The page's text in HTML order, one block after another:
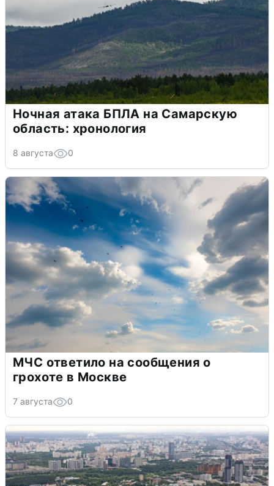
Ночная атака БПЛА на Самарскую
область: хронология
8 августа 0
МЧС ответило на сообщения о
грохоте в Москве
7 августа 0